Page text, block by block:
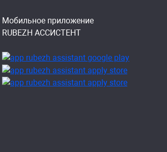
Мобильное приложение
RUBEZH АССИСТЕНТ